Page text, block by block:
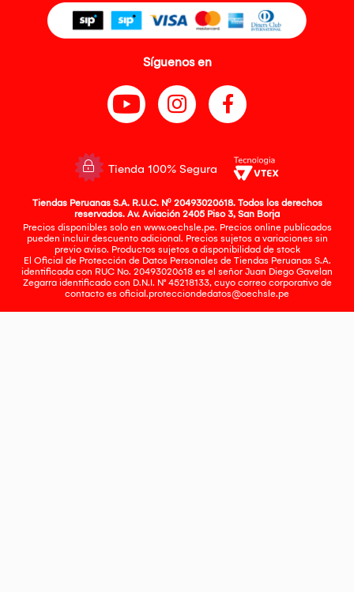
Síguenos en
Tienda 100% Segura
Tiendas Peruanas S.A. R.U.C. Nº 20493020618. Todos los derechos
reservados. Av. Aviación 2405 Piso 3, San Borja
Precios disponibles solo en www.oechsle.pe. Precios online publicados
pueden incluir descuento adicional. Precios sujetos a variaciones sin
previo aviso. Productos sujetos a disponibilidad de stock
El Oficial de Protección de Datos Personales de Tiendas Peruanas S.A.
identificada con RUC No. 20493020618 es el señor Juan Diego Gavelan
Zegarra identificado con D.N.I. N° 45218133, cuyo correo corporativo de
contacto es oficial.protecciondedatos@oechsle.pe